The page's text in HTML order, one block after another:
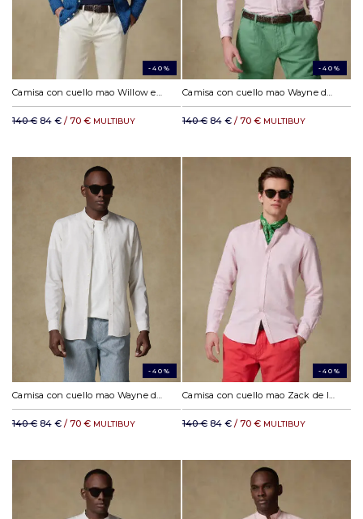
-40%
Camisa con cuello mao Willow en lino índigo
140 € 84 € / 70 € MULTIBUY
-40%
Camisa con cuello mao Wayne de lino rosa
140 € 84 € / 70 € MULTIBUY
-40%
140 € 84 € / 70 € MULTIBUY
-40%
140 € 84 € / 70 € MULTIBUY